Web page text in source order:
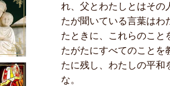
れ、父とわたしとはその
たが聞いている言葉はわ
たときに、これらのこと
たがたにすべてのことを
たに残し、わたしの平和
な。